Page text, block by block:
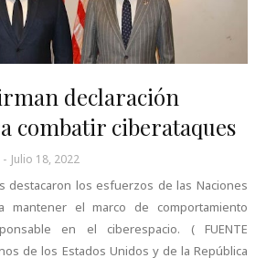
declaración
combatir ciberataques
- Julio 18, 2022
destacaron los esfuerzos de las Naciones
mantener el marco de comportamiento
en el ciberespacio. ( FUENTE
de los Estados Unidos y de la República